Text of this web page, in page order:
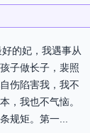
的妃，我遇事从
子做长子，裴照
伤陷害我，我不
，我也不气恼。
规矩。第一...